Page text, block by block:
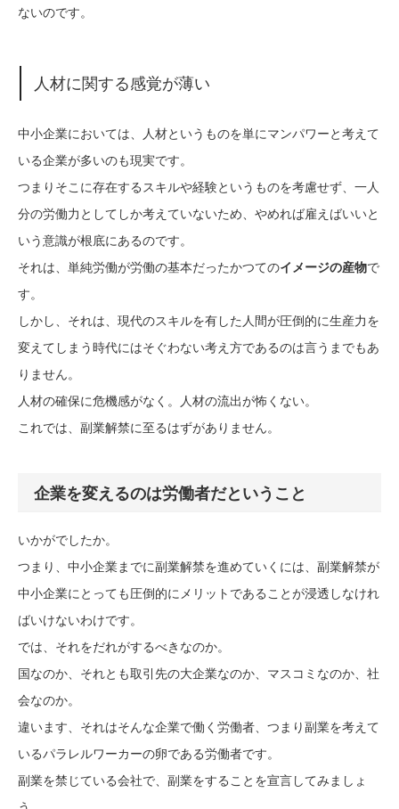
ないのです。
人材に関する感覚が薄い
中小企業においては、人材というものを単にマンパワーと考えて
いる企業が多いのも現実です。
つまりそこに存在するスキルや経験というものを考慮せず、一人
分の労働力としてしか考えていないため、やめれば雇えばいいと
いう意識が根底にあるのです。
それは、単純労働が労働の基本だったかつてのイメージの産物で
す。
しかし、それは、現代のスキルを有した人間が圧倒的に生産力を
変えてしまう時代にはそぐわない考え方であるのは言うまでもあ
りません。
人材の確保に危機感がなく。人材の流出が怖くない。
これでは、副業解禁に至るはずがありません。
企業を変えるのは労働者だということ
いかがでしたか。
つまり、中小企業までに副業解禁を進めていくには、副業解禁が
中小企業にとっても圧倒的にメリットであることが浸透しなけれ
ばいけないわけです。
では、それをだれがするべきなのか。
国なのか、それとも取引先の大企業なのか、マスコミなのか、社
会なのか。
違います、それはそんな企業で働く労働者、つまり副業を考えて
いるパラレルワーカーの卵である労働者です。
副業を禁じている会社で、副業をすることを宣言してみましょ